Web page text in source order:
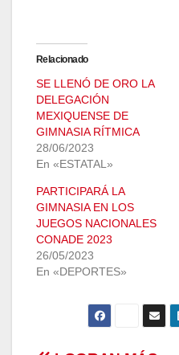
Relacionado
SE LLENÓ DE ORO LA
DELEGACIÓN
MEXIQUENSE DE
GIMNASIA RÍTMICA
28/06/2023
En «ESTATAL»
PARTICIPARÁ LA
GIMNASIA EN LOS
JUEGOS NACIONALES
CONADE 2023
26/05/2023
En «DEPORTES»